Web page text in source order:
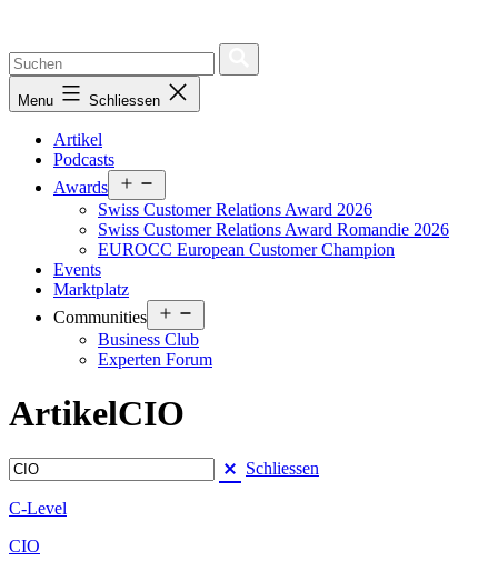
Menu Schliessen
Artikel
Podcasts
Awards
menu
Swiss Customer Relations Award 2026
Swiss Customer Relations Award Romandie 2026
EUROCC European Customer Champion
Events
Marktplatz
Communities
menu
Business Club
Experten Forum
ArtikelCIO
Schliessen
C-Level
CIO